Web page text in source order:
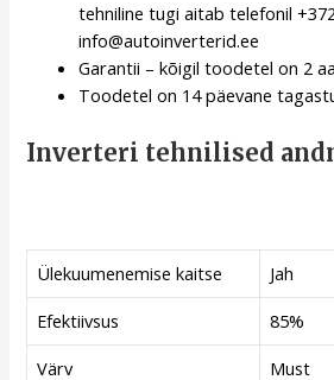
tehniline tugi aitab telefonil
info@autoinverterid.ee
Garantii – kõigil toodetel on 2
Toodetel on 14 päevane
Inverteri tehnilised
Ülekuumenemise kaitse
Jah
Efektiivsus
85%
Värv
Must